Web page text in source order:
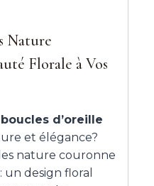
Nature
Florale à Vos
boucles d’oreille
et élégance?
nature couronne
design floral